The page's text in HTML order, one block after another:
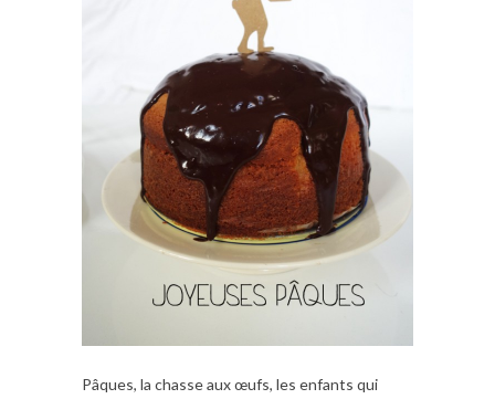
Pâques, la chasse aux œufs, les enfants qui